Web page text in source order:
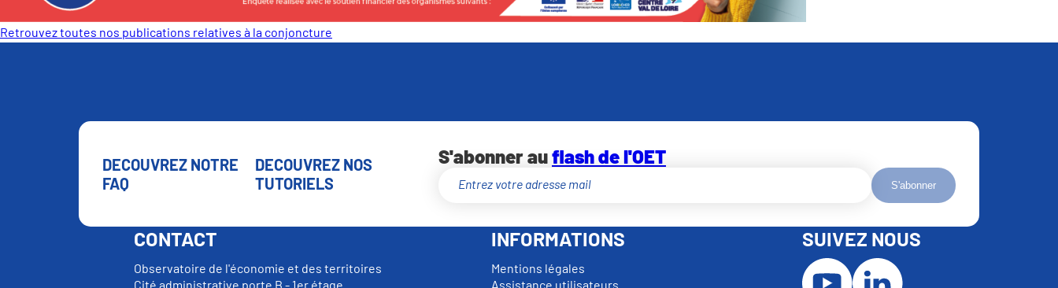
Retrouvez toutes nos publications relatives à la conjoncture
DECOUVREZ NOTRE
FAQ
DECOUVREZ NOS
TUTORIELS
S'abonner auflash de l'OET
S'abonner
CONTACT
Observatoire de l'économie et des territoires
Cité administrative porte B - 1er étage
INFORMATIONS
Mentions légales
Assistance utilisateurs
SUIVEZ NOUS